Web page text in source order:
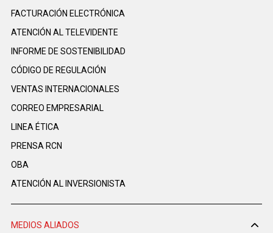
FACTURACIÓN ELECTRÓNICA
ATENCIÓN AL TELEVIDENTE
INFORME DE SOSTENIBILIDAD
CÓDIGO DE REGULACIÓN
VENTAS INTERNACIONALES
CORREO EMPRESARIAL
LINEA ÉTICA
PRENSA RCN
OBA
ATENCIÓN AL INVERSIONISTA
MEDIOS ALIADOS